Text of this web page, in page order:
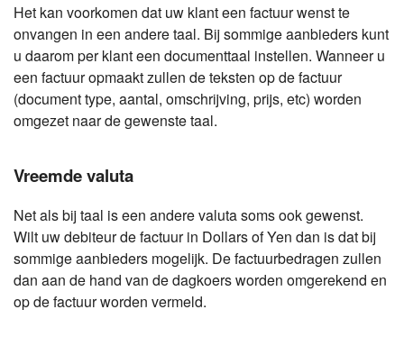
Het kan voorkomen dat uw klant een factuur wenst te
onvangen in een andere taal. Bij sommige aanbieders kunt
u daarom per klant een documenttaal instellen. Wanneer u
een factuur opmaakt zullen de teksten op de factuur
(document type, aantal, omschrijving, prijs, etc) worden
omgezet naar de gewenste taal.
Vreemde valuta
Net als bij taal is een andere valuta soms ook gewenst.
Wilt uw debiteur de factuur in Dollars of Yen dan is dat bij
sommige aanbieders mogelijk. De factuurbedragen zullen
dan aan de hand van de dagkoers worden omgerekend en
op de factuur worden vermeld.